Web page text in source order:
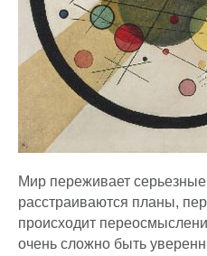
Мир переживает
расстраиваются планы,
происходит
очень сложно быть